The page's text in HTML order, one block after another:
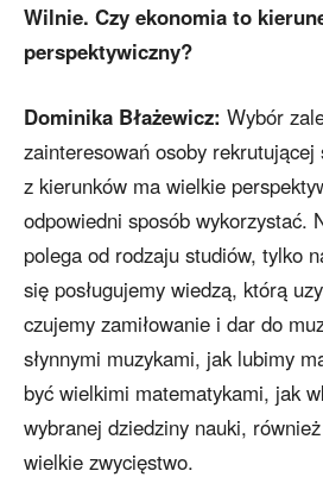
Wilnie. Czy ekonomia to
perspektywiczny?
Dominika Błażewicz: Wybór
zainteresowań osoby
z kierunków ma wielkie
odpowiedni sposób wykorzystać.
polega od rodzaju studiów, tylko
się posługujemy wiedzą, którą
czujemy zamiłowanie i dar do
słynnymi muzykami, jak lubimy
być wielkimi matematykami, jak
wybranej dziedziny nauki,
wielkie zwycięstwo.